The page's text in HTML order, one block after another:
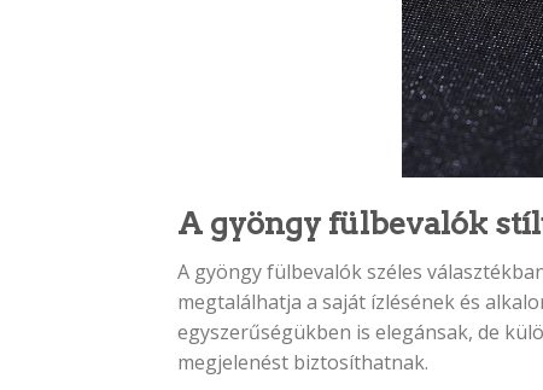
A gyöngy fülbevalók
A gyöngy fülbevalók széles
megtalálhatja a saját ízlésének és
egyszerűségükben is elegánsak, de
megjelenést biztosíthatnak.